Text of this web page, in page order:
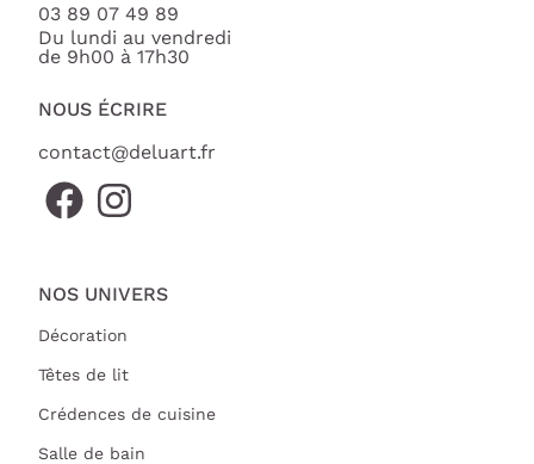
03 89 07 49 89
Du lundi au vendredi
de 9h00 à 17h30
NOUS ÉCRIRE
contact@deluart.fr
NOS UNIVERS
Décoration
Têtes de lit
Crédences de cuisine
Salle de bain